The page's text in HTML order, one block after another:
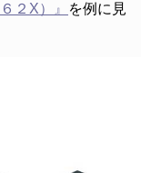
２X）』
を例に見